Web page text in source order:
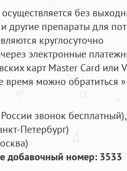
без
другие препараты для
круглосуточно
электронные
карт Master Card или
время можно обратиться
звонок бесплатный),
Петербург)
добавочный номер: 3533